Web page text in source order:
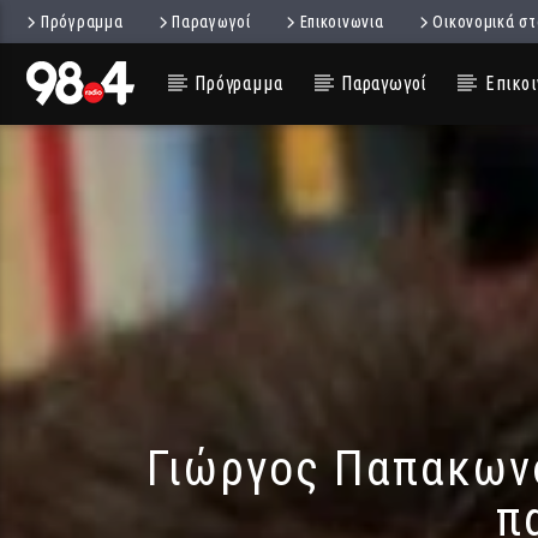
Πρόγραμμα Παραγωγοί Επικοινωνια Οικονομικά
Πρόγραμμα Παραγωγοί
Γιώργος